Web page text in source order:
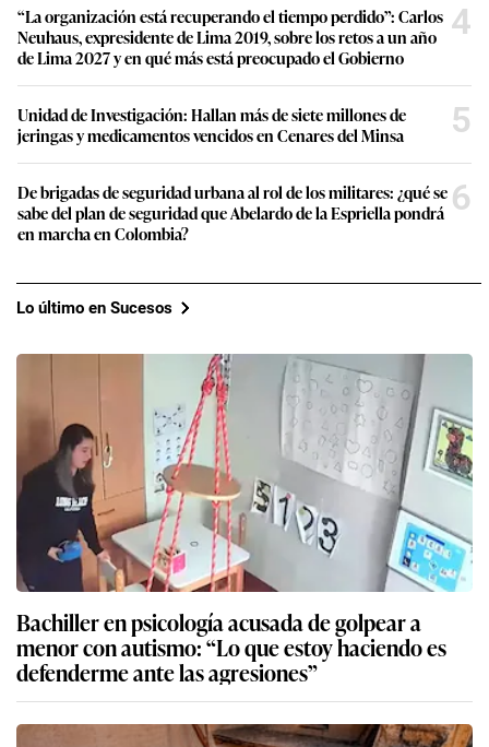
“La organización está recuperando el tiempo perdido”: Carlos
Neuhaus, expresidente de Lima 2019, sobre los retos a un año
de Lima 2027 y en qué más está preocupado el Gobierno
4
Unidad de Investigación: Hallan más de siete millones de
jeringas y medicamentos vencidos en Cenares del Minsa
5
De brigadas de seguridad urbana al rol de los militares: ¿qué se
sabe del plan de seguridad que Abelardo de la Espriella pondrá
en marcha en Colombia?
6
Lo último en Sucesos
Bachiller en psicología acusada de golpear a
menor con autismo: “Lo que estoy haciendo es
defenderme ante las agresiones”